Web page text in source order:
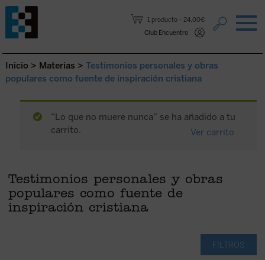
1 producto
24,00€
Club Encuentro
Saltar al contenido.
Inicio > Materias > Testimonios personales y obras
populares como fuente de inspiración cristiana
“Lo que no muere nunca” se ha añadido a tu
carrito.
Ver carrito
Testimonios personales y obras
populares como fuente de
inspiración cristiana
FILTROS